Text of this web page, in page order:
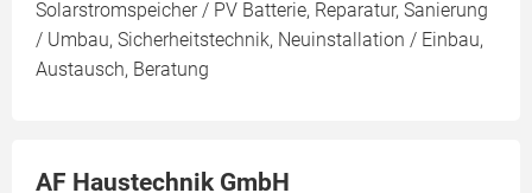
Solarstromspeicher / PV Batterie, Reparatur, Sanierung
/ Umbau, Sicherheitstechnik, Neuinstallation / Einbau,
Austausch, Beratung
AF Haustechnik GmbH